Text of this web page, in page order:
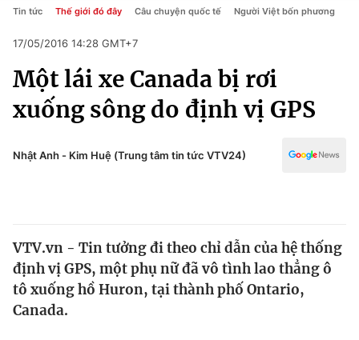
Chuyên mục
Chính trị
Thế giới
Tin tức
Chính trị
Pháp luật
Kinh tế
Thể thao
Truyền hình
Y tế
Tin tức Thế giới đó đây Câu chuyện quốc tế Người Việt bốn phương
17/05/2016 14:28 GMT+7
Một lái xe Canada bị rơi
xuống sông do định vị GPS
Nhật Anh - Kim Huệ (Trung tâm tin tức VTV24)
VTV.vn - Tin tưởng đi theo chỉ dẫn của hệ thống
định vị GPS, một phụ nữ đã vô tình lao thẳng ô
tô xuống hồ Huron, tại thành phố Ontario,
Canada.